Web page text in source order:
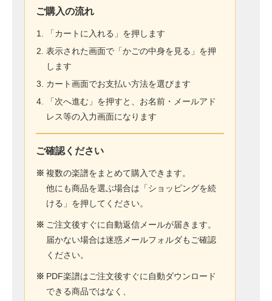
ご購入の流れ
「カートに入れる」を押します
表示された画面で「かごの中身を見る」を押
します
カート画面でお支払い方法を選びます
「次へ進む」を押すと、お名前・メールアド
レス等の入力画面になります
ご確認ください
※ 複数の楽譜をまとめて購入できます。
他にも商品を選ぶ場合は「ショッピングを続
ける」を押してください。
※ ご注文後すぐに自動返信メールが届きます。
届かない場合は迷惑メールフォルダもご確認
ください。
※ PDF楽譜はご注文後すぐに自動ダウンロード
できる商品ではなく、